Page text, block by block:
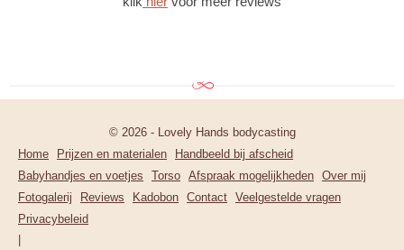
© 2026 - Lovely Hands bodycasting
Home
Prijzen en materialen
Handbeeld bij afscheid
Babyhandjes en voetjes
Torso Afspraak mogelijkheden Over mij
Fotogalerij
Reviews Kadobon Contact Veelgestelde vragen
Privacybeleid